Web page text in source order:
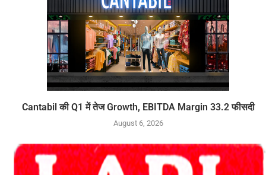
Cantabil की Q1 में तेज Growth, EBITDA Margin 33.2 फीसदी
August 6, 2026